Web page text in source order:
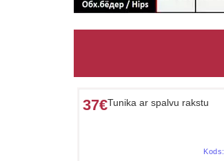
37€Tunika ar spalvu rakstu
Kods: